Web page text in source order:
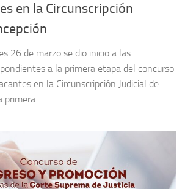
en la Circunscripción
26 de marzo se dio inicio a las
a la primera etapa del concurso
en la Circunscripción Judicial de
primera...